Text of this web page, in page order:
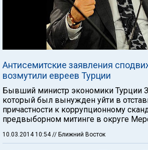
Антисемитские заявления
возмутили евреев Турции
Бывший министр экономики Турции
который был вынужден уйти в
причастности к коррупционному
предвыборном митинге в округе
10.03.2014 10:54// Ближний Восток